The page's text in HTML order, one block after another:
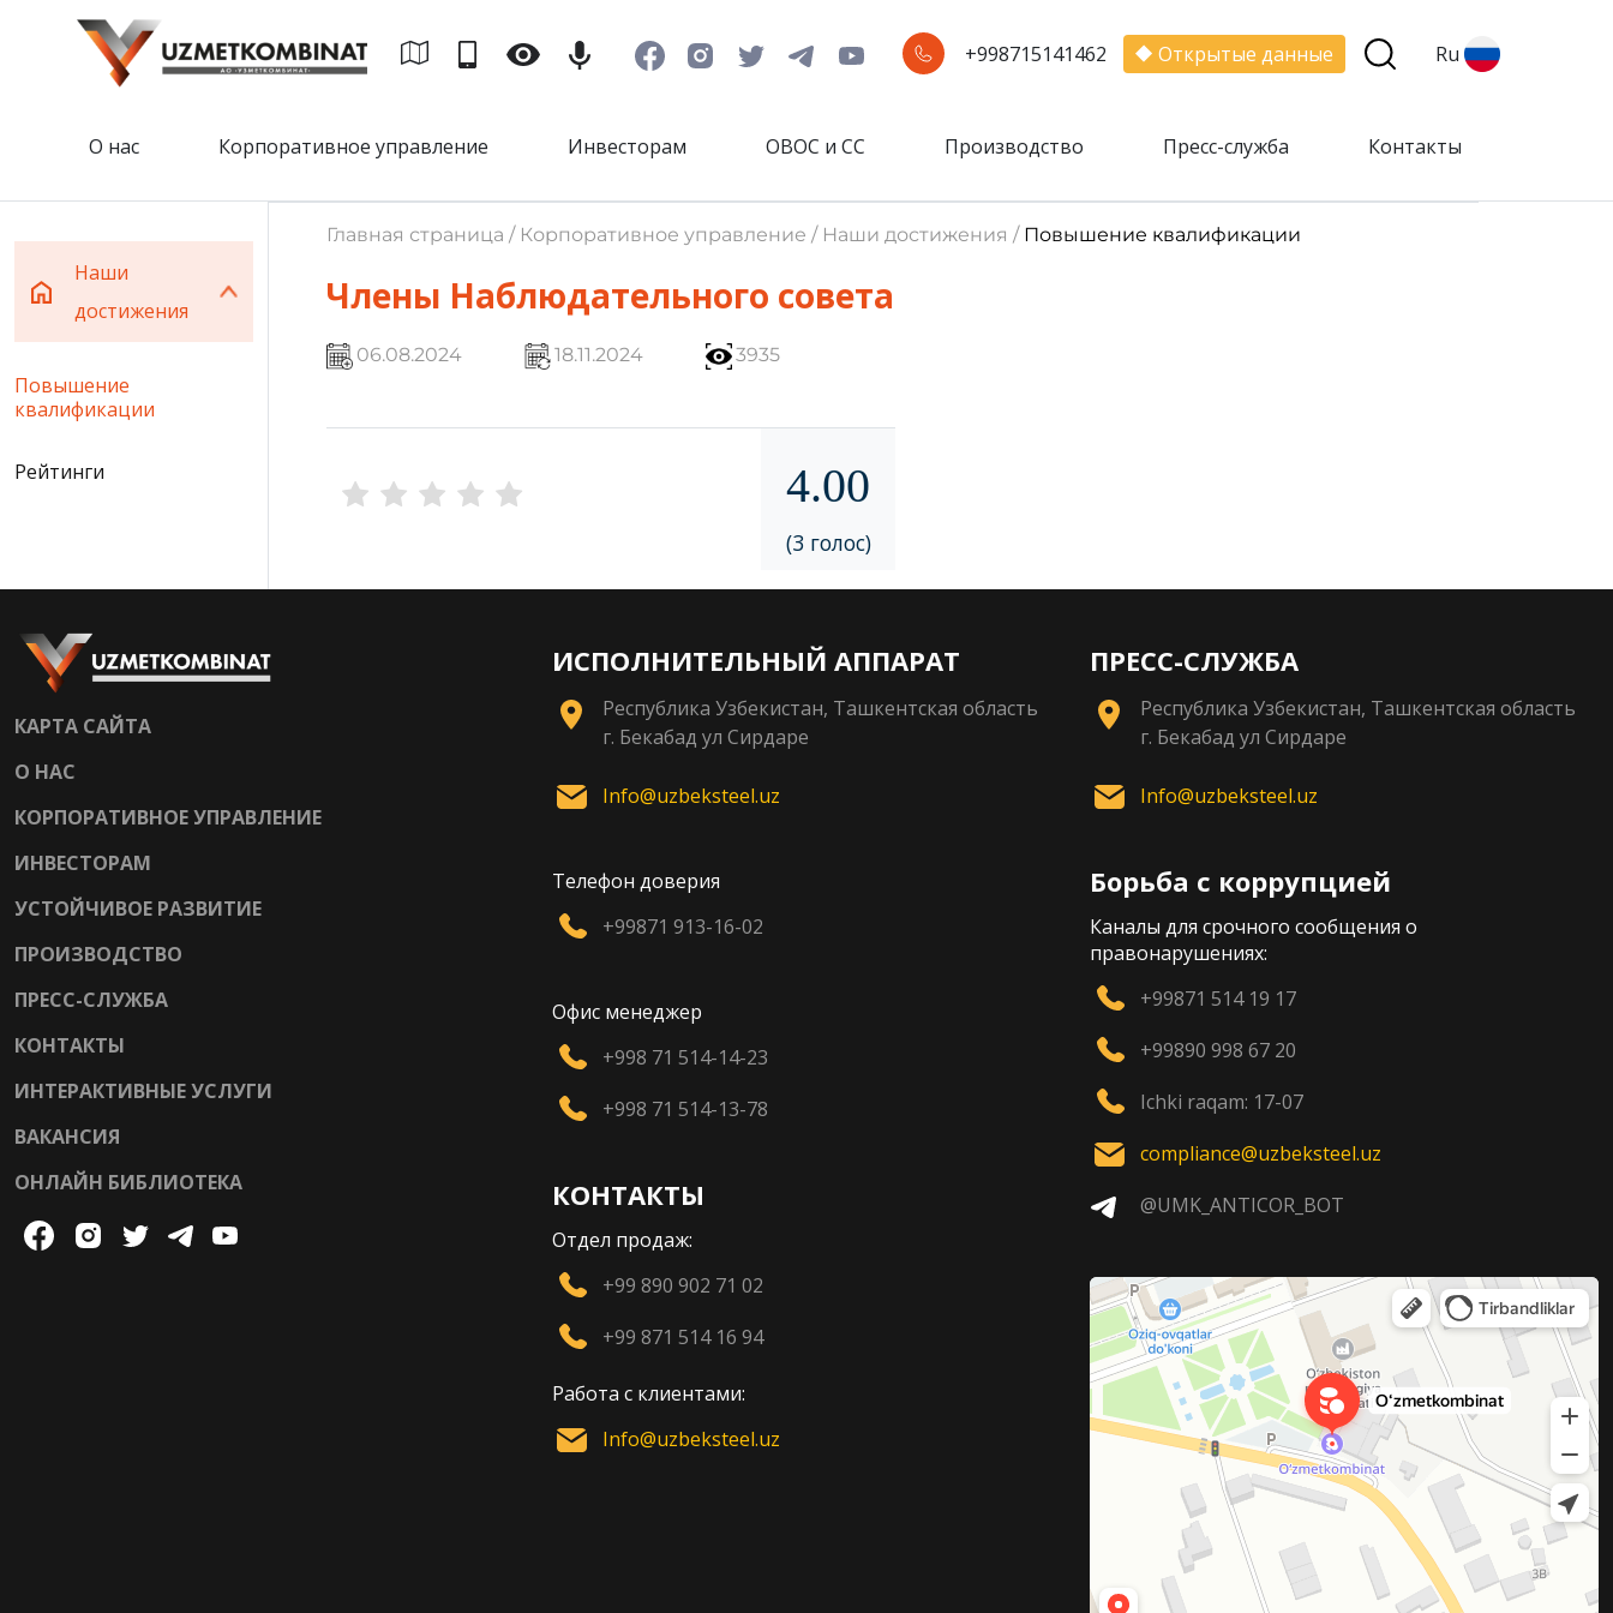
+998715141462 Открытые данные Ru
О нас Корпоративное управление Инвесторам ОВОС и СС Производство Пресс-служба Контакты
Наши
достижения
Повышение
квалификации
Рейтинги
Главная страница / Корпоративное управление / Наши достижения / Повышение квалификации
Члены Наблюдательного совета
06.08.2024 18.11.2024 3935
4.00
(3 голос)
КАРТА САЙТА
О НАС
КОРПОРАТИВНОЕ УПРАВЛЕНИЕ
ИНВЕСТОРАМ
УСТОЙЧИВОЕ РАЗВИТИЕ
ПРОИЗВОДСТВО
ПРЕСС-СЛУЖБА
КОНТАКТЫ
ИНТЕРАКТИВНЫЕ УСЛУГИ
ВАКАНСИЯ
ОНЛАЙН БИБЛИОТЕКА
ИСПОЛНИТЕЛЬНЫЙ АППАРАТ
Республика Узбекистан, Ташкентская область
г. Бекабад ул Сирдаре
Info@uzbeksteel.uz
Телефон доверия
+99871 913-16-02
Офис менеджер
+998 71 514-14-23
+998 71 514-13-78
КОНТАКТЫ
Отдел продаж:
+99 890 902 71 02
+99 871 514 16 94
Работа с клиентами:
Info@uzbeksteel.uz
ПРЕСС-СЛУЖБА
Республика Узбекистан, Ташкентская область
г. Бекабад ул Сирдаре
Info@uzbeksteel.uz
Борьба с коррупцией
Каналы для срочного сообщения о
правонарушениях:
+99871 514 19 17
+99890 998 67 20
Ichki raqam: 17-07
compliance@uzbeksteel.uz
@UMK_ANTICOR_BOT